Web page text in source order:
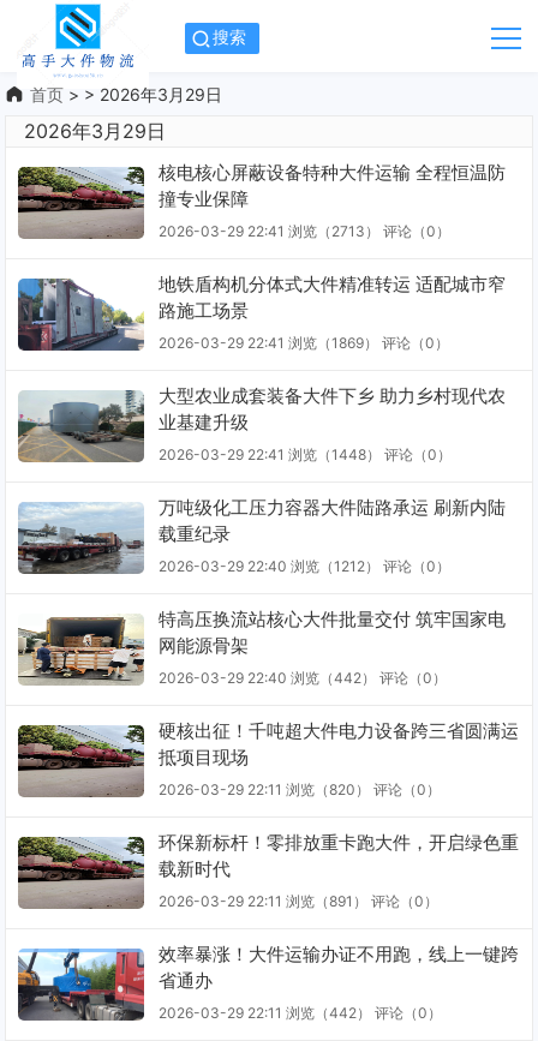
搜索
首页 > > 2026年3月29日
2026年3月29日
核电核心屏蔽设备特种大件运输 全程恒温防
撞专业保障
2026-03-29 22:41 浏览（2713） 评论（0 ）
地铁盾构机分体式大件精准转运 适配城市窄
路施工场景
2026-03-29 22:41 浏览（1869） 评论（0 ）
大型农业成套装备大件下乡 助力乡村现代农
业基建升级
2026-03-29 22:41 浏览（1448） 评论（0 ）
万吨级化工压力容器大件陆路承运 刷新内陆
载重纪录
2026-03-29 22:40 浏览（1212） 评论（0 ）
特高压换流站核心大件批量交付 筑牢国家电
网能源骨架
2026-03-29 22:40 浏览（442） 评论（0 ）
硬核出征！千吨超大件电力设备跨三省圆满运
抵项目现场
2026-03-29 22:11 浏览（820） 评论（0 ）
环保新标杆！零排放重卡跑大件，开启绿色重
载新时代
2026-03-29 22:11 浏览（891） 评论（0 ）
效率暴涨！大件运输办证不用跑，线上一键跨
省通办
2026-03-29 22:11 浏览（442） 评论（0 ）